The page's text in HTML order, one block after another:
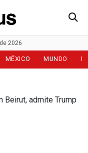
2026
MÉXICO MUNDO